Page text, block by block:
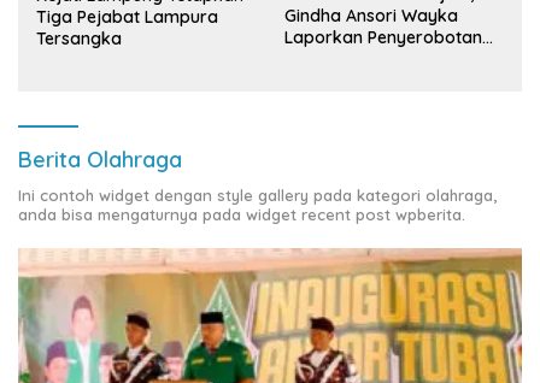
Tiga Pejabat Lampura
Tersangka
Gindha Ansori Wayka
Laporkan Penyerobotan
Berita Olahraga
Ini contoh widget dengan style gallery pada kategori olahraga,
anda bisa mengaturnya pada widget recent post wpberita.